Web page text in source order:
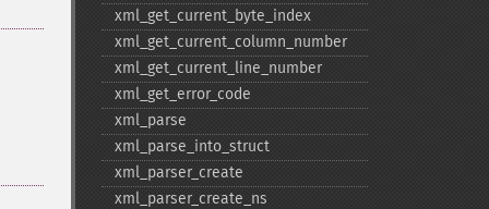
xml_​get_​current_​byte_​index
xml_​get_​current_​column_​number
xml_​get_​current_​line_​number
xml_​get_​error_​code
xml_​parse
xml_​parse_​into_​struct
xml_​parser_​create
xml_​parser_​create_​ns